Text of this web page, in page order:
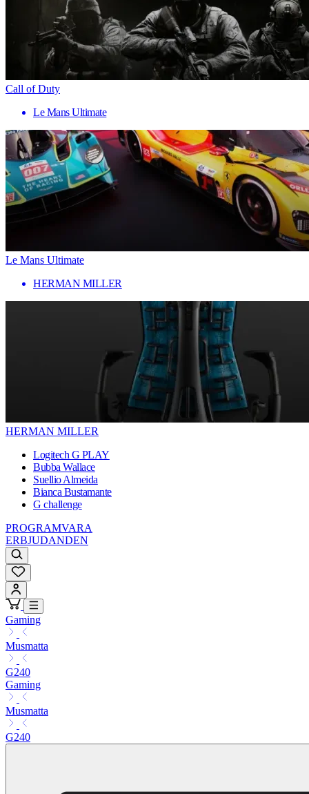
Call of Duty
Le Mans Ultimate
Le Mans Ultimate
HERMAN MILLER
HERMAN MILLER
Logitech G PLAY
Bubba Wallace
Suellio Almeida
Bianca Bustamante
G challenge
PROGRAMVARA
ERBJUDANDEN
Gaming
Musmatta
G240
Gaming
Musmatta
G240